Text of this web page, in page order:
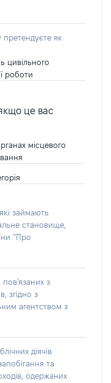
як
цивільного
роботи
це вас
місцевого
займають
становище,
“Про
з
згідно з
агентством з
діячів
та
одержаних